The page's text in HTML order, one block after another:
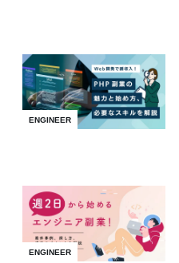
ENGINEER
ENGINEER